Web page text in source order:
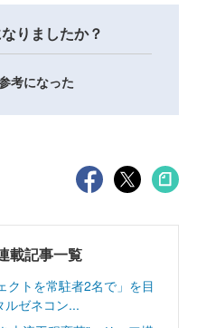
りましたか？
考になった
載記事一覧
クトを常駐者2名で」を目
ルゼネコン...